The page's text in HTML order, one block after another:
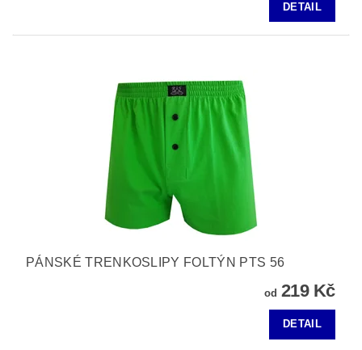
DETAIL
PÁNSKÉ TRENKOSLIPY FOLTÝN PTS 56
od 219 Kč
DETAIL